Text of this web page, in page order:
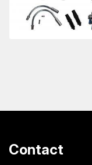
Contact